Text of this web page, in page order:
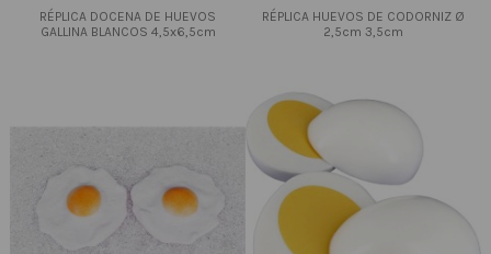
RÉPLICA DOCENA DE HUEVOS
GALLINA BLANCOS 4,5x6,5cm
RÉPLICA HUEVOS DE CODORNIZ Ø
2,5cm 3,5cm